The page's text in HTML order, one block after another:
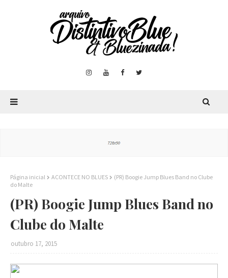
Página inicial ACONTECE NO BLUES
(PR) Boogie Jump Blues Band no Clube
do Malte
(PR) Boogie Jump Blues Band no
Clube do Malte
outubro 17, 2015